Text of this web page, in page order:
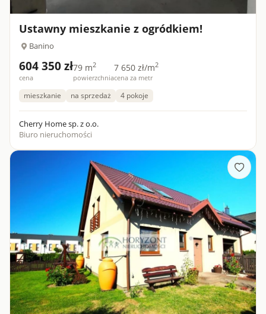
Ustawny mieszkanie z ogródkiem!
Banino
604 350 zł
cena
79 m2
powierzchnia
7 650 zł/m2
cena za metr
mieszkanie na sprzedaż 4 pokoje
Cherry Home sp. z o.o.
Biuro nieruchomości